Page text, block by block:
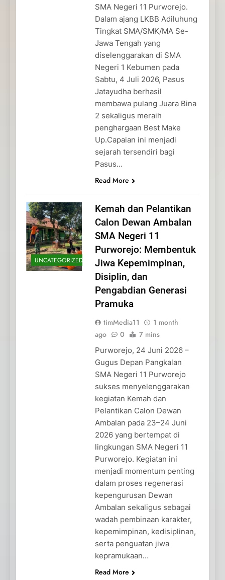
SMA Negeri 11 Purworejo.
Dalam ajang LKBB Adiluhung
Tingkat SMA/SMK/MA Se-
Jawa Tengah yang
diselenggarakan di SMA
Negeri 1 Kebumen pada
Sabtu, 4 Juli 2026, Pasus
Jatayudha berhasil
membawa pulang Juara Bina
2 sekaligus meraih
penghargaan Best Make
Up.Capaian ini menjadi
sejarah tersendiri bagi
Pasus…
Read More
UNCATEGORIZED
Kemah dan Pelantikan
Calon Dewan Ambalan
SMA Negeri 11
Purworejo: Membentuk
Jiwa Kepemimpinan,
Disiplin, dan
Pengabdian Generasi
Pramuka
timMedia11
1 month
ago
0 7 mins
Purworejo, 24 Juni 2026 –
Gugus Depan Pangkalan
SMA Negeri 11 Purworejo
sukses menyelenggarakan
kegiatan Kemah dan
Pelantikan Calon Dewan
Ambalan pada 23–24 Juni
2026 yang bertempat di
lingkungan SMA Negeri 11
Purworejo. Kegiatan ini
menjadi momentum penting
dalam proses regenerasi
kepengurusan Dewan
Ambalan sekaligus sebagai
wadah pembinaan karakter,
kepemimpinan, kedisiplinan,
serta penguatan jiwa
kepramukaan…
Read More